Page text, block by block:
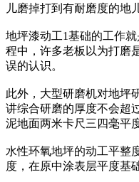
儿磨掉打到有耐磨度的地
地坪漆动工1基础的工作
程中，许多老板以为打磨
误的认识。
此外，大型研磨机对地坪
讲综合研磨的厚度不会超
泥地面两米卡尺三四毫平
水性环氧地坪的动工平整
度，在原中涂表层平度基